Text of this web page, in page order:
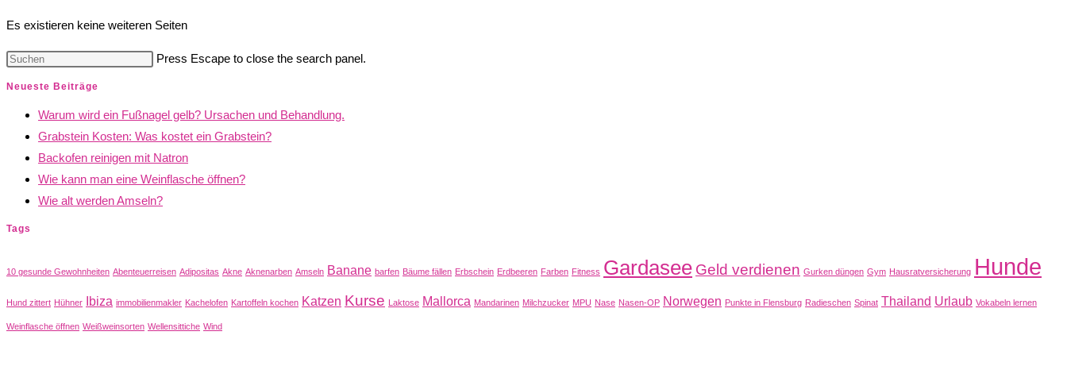
Es existieren keine weiteren Seiten
Press Escape to close the search panel.
Neueste Beiträge
Warum wird ein Fußnagel gelb? Ursachen und Behandlung.
Grabstein Kosten: Was kostet ein Grabstein?
Backofen reinigen mit Natron
Wie kann man eine Weinflasche öffnen?
Wie alt werden Amseln?
Tags
10 gesunde Gewohnheiten Abenteuerreisen Adipositas Akne Aknenarben Amseln Banane barfen Bäume fällen Erbschein Erdbeeren Farben Fitness Gardasee Geld verdienen Gurken düngen Gym Hausratversicherung Hunde
Hund zittert Hühner Ibiza immobilienmakler Kachelofen Kartoffeln kochen Katzen Kurse Laktose Mallorca Mandarinen Milchzucker MPU Nase Nasen-OP Norwegen Punkte in Flensburg Radieschen Spinat Thailand Urlaub Vokabeln lernen
Weinflasche öffnen Weißweinsorten Wellensittiche Wind